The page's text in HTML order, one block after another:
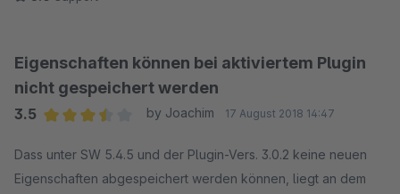
Eigenschaften können bei aktiviertem Plugin
nicht gespeichert werden
3.5
by Joachim 17 August 2018 14:47
Dass unter SW 5.4.5 und der Plugin-Vers. 3.0.2 keine neuen
Eigenschaften abgespeichert werden können, liegt an dem